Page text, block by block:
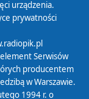
urządzenia.
prywatności
Serwisów
producentem
w Warszawie.
1994 r. o